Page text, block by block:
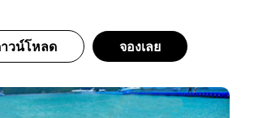
วน์โหลด จองเลย